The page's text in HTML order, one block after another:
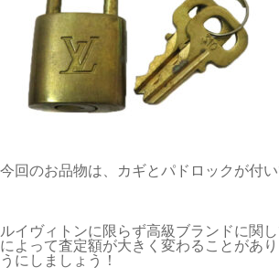
今回のお品物は、カギとパドロックが付い
ルイヴィトンに限らず高級ブランドに関
によって査定額が大きく変わることがあ
うにしましょう！